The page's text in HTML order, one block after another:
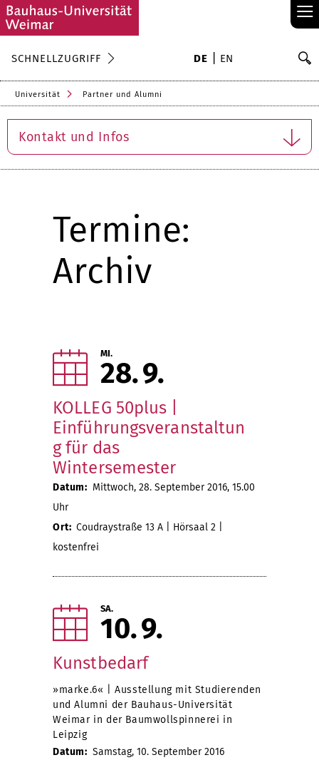
≡
SCHNELLZUGRIFF DE EN
Universität Partner und Alumni
Kontakt und Infos
Termine:
Archiv
MI.
28 9
KOLLEG 50plus |
Einführungsveranstaltun
g für das
Wintersemester
Datum: Mittwoch, 28. September 2016, 15.00
Uhr
Ort: Coudraystraße 13 A | Hörsaal 2 |
kostenfrei
SA.
10 9
Kunstbedarf
»marke.6« | Ausstellung mit Studierenden
und Alumni der Bauhaus-Universität
Weimar in der Baumwollspinnerei in
Leipzig
Datum: Samstag, 10. September 2016